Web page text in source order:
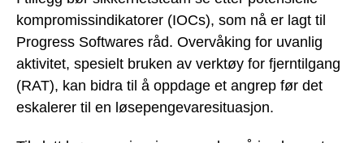
kompromissindikatorer (IOCs), som nå er lagt til
Progress Softwares råd. Overvåking for uvanlig
aktivitet, spesielt bruken av verktøy for fjerntilgang
(RAT), kan bidra til å oppdage et angrep før det
eskalerer til en løsepengevaresituasjon.